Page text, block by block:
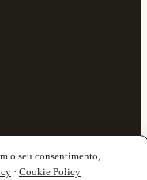
o seu consentimento,
· Cookie Policy